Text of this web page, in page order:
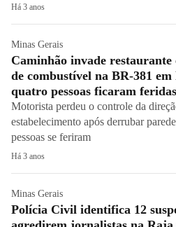
Há 3 anos
Minas Gerais
Caminhão invade restaurante
de combustível na BR-381 em
quatro pessoas ficaram feridas
Motorista perdeu o controle da
estabelecimento após derrubar
pessoas se feriram
Há 3 anos
Minas Gerais
Polícia Civil identifica 12